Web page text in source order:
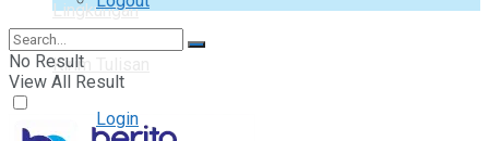
Lingkungan
Kirim Tulisan
Login
No Result
View All Result